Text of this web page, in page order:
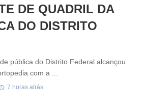
DE QUADRIL DA
DO DISTRITO
pública do Distrito Federal alcançou
com a ...
7 horas atrás